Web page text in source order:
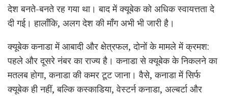
देश बनते-बनते रह गया था। बाद में क्यूबेक को अधिक स्वायत्तता दे
दी गई। हालाँकि, अलग देश की माँग अभी भी जारी है।
क्यूबेक कनाडा में आबादी और क्षेत्रफल, दोनों के मामले में क्रमश:
पहले और दूसरे नंबर का राज्य है। कनाडा से क्यूबेक के निकलने का
मतलब होगा, कनाडा की कमर टूट जाना। वैसे, कनाडा में सिर्फ
क्यूबेक ही नहीं, बल्कि कस्काडिया, वेस्टर्न कनाडा, अल्बर्टा और